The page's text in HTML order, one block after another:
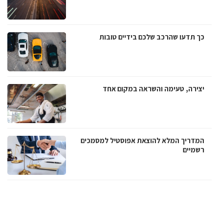
כך תדעו שהרכב שלכם בידיים טובות
יצירה, טעימה והשראה במקום אחד
המדריך המלא להוצאת אפוסטיל למסמכים
רשמיים